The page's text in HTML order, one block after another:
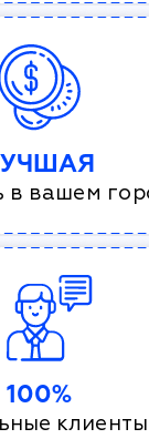
в вашем
100%
клиенты